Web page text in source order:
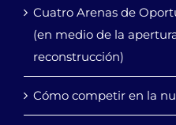
Cuatro Arenas de
(en medio de la
reconstrucción)
Cómo competir en la